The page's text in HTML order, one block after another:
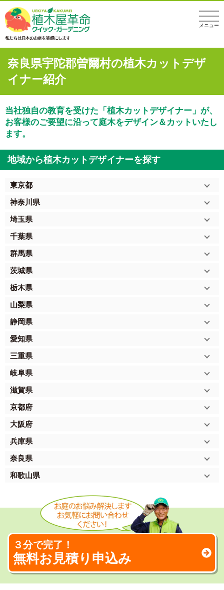
メニュー
奈良県宇陀郡曽爾村の植木カットデザ
イナー紹介
当社独自の教育を受けた「植木カットデザイナー」が、
お客様のご要望に沿って庭木をデザイン＆カットいたし
ます。
地域から植木カットデザイナーを探す
東京都
神奈川県
埼玉県
千葉県
群馬県
茨城県
栃木県
山梨県
静岡県
愛知県
三重県
岐阜県
滋賀県
京都府
大阪府
兵庫県
奈良県
和歌山県
３分で完了！
無料お見積り申込み